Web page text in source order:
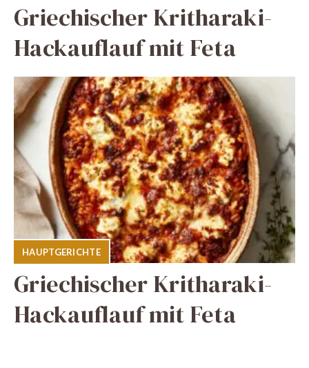
Griechischer Kritharaki-
Hackauflauf mit Feta
HAUPTGERICHTE
Griechischer Kritharaki-
Hackauflauf mit Feta